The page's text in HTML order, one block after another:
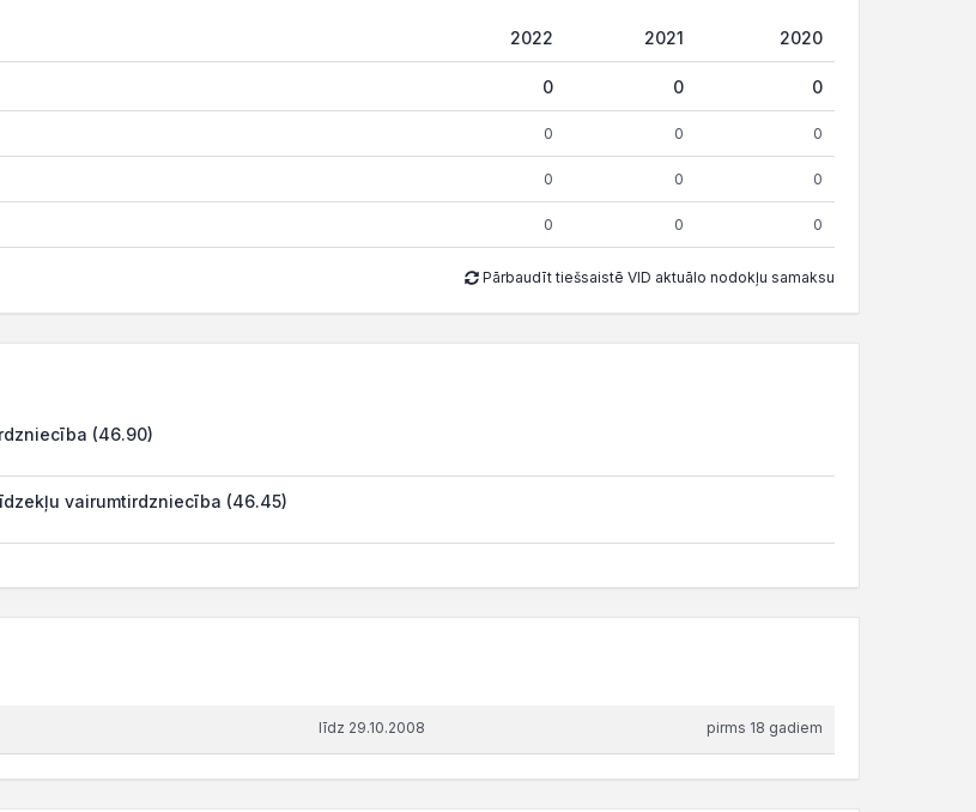
2022 2021 2020
0 0 0
0 0 0
0 0 0
0 0 0
Pārbaudīt tiešsaistē VID aktuālo nodokļu samaksu
(46.90)
vairumtirdzniecība (46.45)
līdz 29.10.2008 pirms 18 gadiem